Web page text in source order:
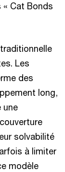
« Cat Bonds
Les
des
long,
une
solvabilité
à limiter
modèle